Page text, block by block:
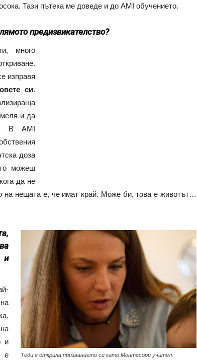
Тази пътека ме доведе и до AMI обучението.
предизвикателство?
много
изправя
си.
и да
В AMI
доза
можеш
да не
на нещата е, че имат край. Може би, това е животът…
Теди е открила призванието си като Монтесори учител.
и
и
е